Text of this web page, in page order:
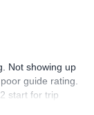
Not showing up
guide rating.
start for trip
2 start for